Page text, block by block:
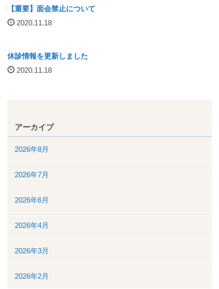
厚生労働大臣が定める掲示事項
通院について
外来案内
休診情報
診療科一覧
人間ドック
院内の案内図
休日・夜間診療
入院について
入院のご案内
【重要】面会禁止について
2020.11.18
休診情報を更新しました
2020.11.18
アーカイブ
2026年8月
2026年7月
2026年6月
2026年4月
2026年3月
2026年2月